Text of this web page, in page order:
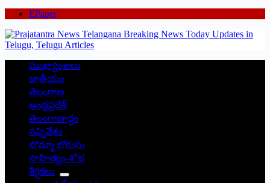
EPaper
ముఖ్యాంశాలు
జాతీయం
తెలంగాణ
ఆంధ్రప్రదేశ్
తెలంగాణార్థం
సన్నివేశం
బొమ్మా బొరుసు
సాహిత్యం-శోభ
శీర్షికలు